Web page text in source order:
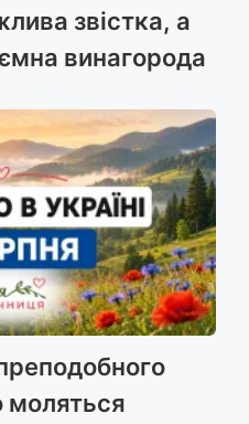
звістка, а
винагорода
моляться